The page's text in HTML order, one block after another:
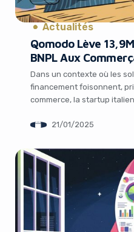
Actualités
Qomodo Lève
BNPL Aux
Dans un contexte où les
financement foisonnent,
commerce, la startup
un premier tour de 36,9
supplémentaires en Série
déploiement de […]
21/01/2025
Yes, I will
No